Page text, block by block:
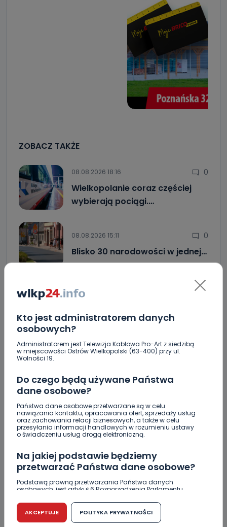
Kto jest administratorem danych
osobowych?
Administratorem jest Telewizja Kablowa Pro-Art z siedzibą
w miejscowości Ostrów Wielkopolski (63-400) przy ul.
Wolności 19.
Do czego będą używane Państwa
dane osobowe?
Państwa dane osobowe przetwarzane są w celu
nawiązania kontaktu, opracowania ofert, sprzedaży usług
oraz zachowania relacji biznesowych, a także w celu
przesyłania informacji handlowych w rozumieniu ustawy
o świadczeniu usług drogą elektroniczną.
Na jakiej podstawie będziemy
przetwarzać Państwa dane osobowe?
Podstawą prawną przetwarzania Państwa danych
osobowych, jest artykuł 6 Rozporządzenia Parlamentu
r. w sprawie ochrony osób fizycznych w związku z
przetwarzaniem danych osobowych w sprawie
swobodnego przepływu takich danych oraz uchylenia
dyrektywy 95/46/WE (RODO).
AKCEPTUJE POLITYKA PRYWATNOŚCI
ZOBACZ TAKŻE
08.08.2026 18:16 0
Wielkopolanie coraz częściej
wybierają pociągi.…
08.08.2026 15:11 0
Blisko 30 narodowości w jednej…
08.08.2026 12:08 4
Upały i burze. Porady dla właścicieli zwierząt
[WIDEO]
Antonińska" dzień drugi [FOTO]
niego wyjść [FOTO]
Nastolatek w szpitalu po zderzeniu osobówki z
motocyklem
Uważaj na oszustwo! Przychodzą maile z
fałszywego e-Urzędu Skarbowego
Jak wybrać prostownicę do włosów puszących się i
Jakość wody wróciła (prawie) do normy. Jest
komunikat sanepidu